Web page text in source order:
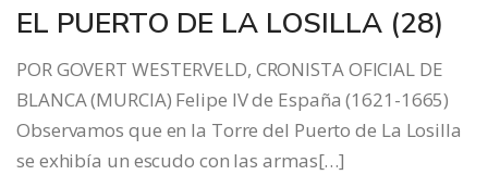
EL PUERTO DE LA LOSILLA (28)
POR GOVERT WESTERVELD, CRONISTA OFICIAL DE
BLANCA (MURCIA) Felipe IV de España (1621-1665)
Observamos que en la Torre del Puerto de La Losilla
se exhibía un escudo con las armas[…]